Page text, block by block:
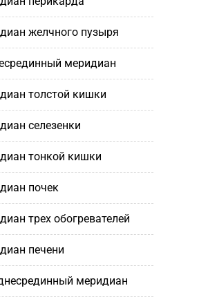
желчного пузыря
меридиан
толстой кишки
селезенки
тонкой кишки
почек
трех обогревателей
печени
меридиан